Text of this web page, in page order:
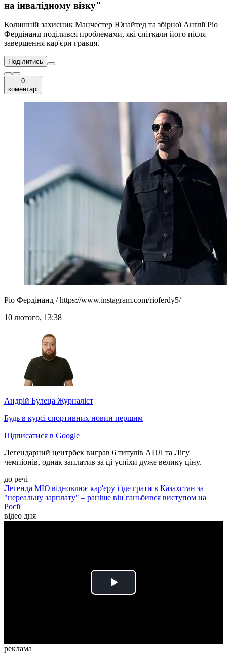
на інвалідному візку"
Колишній захисник Манчестер Юнайтед та збірної Англії Ріо
Фердінанд поділився проблемами, які спіткали його після
завершення кар'єри гравця.
Поділитись
0
коментарі
Ріо Фердінанд / https://www.instagram.com/rioferdy5/
10 лютого, 13:38
Андрій Булеца Журналіст
Будь в курсі спортивних новин першим
Підписатися в Google
Легендарний центрбек виграв 6 титулів АПЛ та Лігу
чемпіонів, однак заплатив за ці успіхи дуже велику ціну.
до речі
Легенда МЮ відновлює кар'єру і їде грати в Казахстан за
"нереальну зарплату" – раніше він ганьбився виступом на
Росії
відео дня
Play
реклама